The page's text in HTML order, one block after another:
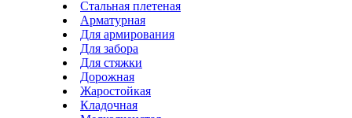
Стальная плетеная
Арматурная
Для армирования
Для забора
Для стяжки
Дорожная
Жаростойкая
Кладочная